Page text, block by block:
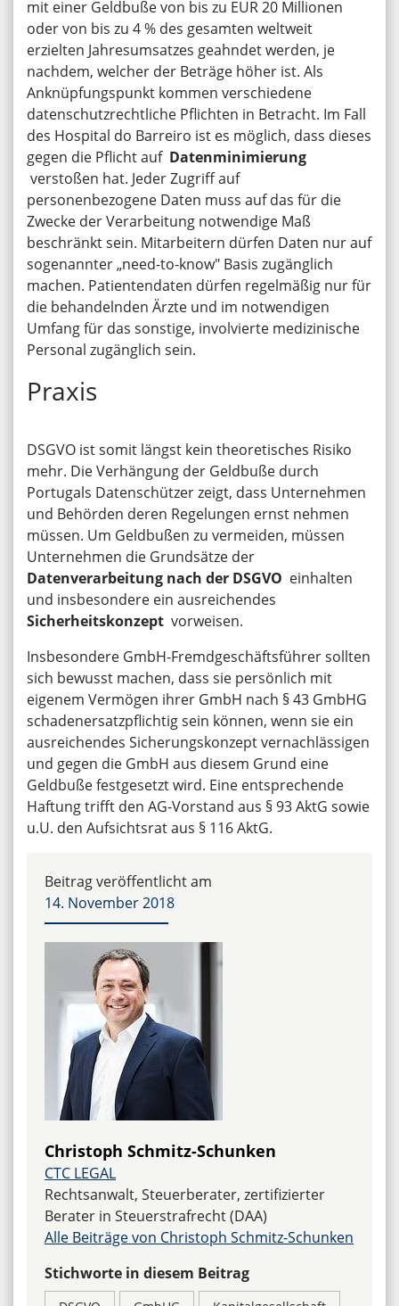
mit einer Geldbuße von bis zu EUR 20 Millionen
oder von bis zu 4 % des gesamten weltweit
erzielten Jahresumsatzes geahndet werden, je
nachdem, welcher der Beträge höher ist. Als
Anknüpfungspunkt kommen verschiedene
datenschutzrechtliche Pflichten in Betracht. Im Fall
des Hospital do Barreiro ist es möglich, dass dieses
gegen die Pflicht auf Datenminimierung
verstoßen hat. Jeder Zugriff auf
personenbezogene Daten muss auf das für die
Zwecke der Verarbeitung notwendige Maß
beschränkt sein. Mitarbeitern dürfen Daten nur auf
sogenannter „need-to-know″ Basis zugänglich
machen. Patientendaten dürfen regelmäßig nur für
die behandelnden Ärzte und im notwendigen
Umfang für das sonstige, involvierte medizinische
Personal zugänglich sein.
Praxis
DSGVO ist somit längst kein theoretisches Risiko
mehr. Die Verhängung der Geldbuße durch
Portugals Datenschützer zeigt, dass Unternehmen
und Behörden deren Regelungen ernst nehmen
müssen. Um Geldbußen zu vermeiden, müssen
Unternehmen die Grundsätze der
Datenverarbeitung nach der DSGVO einhalten
und insbesondere ein ausreichendes
Sicherheitskonzept vorweisen.
Insbesondere GmbH-Fremdgeschäftsführer sollten
sich bewusst machen, dass sie persönlich mit
eigenem Vermögen ihrer GmbH nach § 43 GmbHG
schadenersatzpflichtig sein können, wenn sie ein
ausreichendes Sicherungskonzept vernachlässigen
und gegen die GmbH aus diesem Grund eine
Geldbuße festgesetzt wird. Eine entsprechende
Haftung trifft den AG-Vorstand aus § 93 AktG sowie
u.U. den Aufsichtsrat aus § 116 AktG.
Beitrag veröffentlicht am
14. November 2018
Christoph Schmitz-Schunken
CTC LEGAL
Rechtsanwalt, Steuerberater, zertifizierter
Berater in Steuerstrafrecht (DAA)
Alle Beiträge von Christoph Schmitz-Schunken
Stichworte in diesem Beitrag